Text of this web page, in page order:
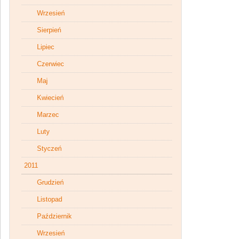
Wrzesień
Sierpień
Lipiec
Czerwiec
Maj
Kwiecień
Marzec
Luty
Styczeń
2011
Grudzień
Listopad
Październik
Wrzesień